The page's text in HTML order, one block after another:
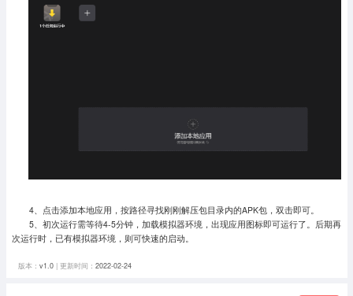
4、点击添加本地应用，按路径寻找刚刚解压包目录内的APK包，双击即可。
5、初次运行需等待4-5分钟，加载模拟器环境，出现应用图标即可运行了。
后期再
次运行时，已有模拟器环境，则可快速的启动。
版本： v1.0| 更新时间： 2022-02-24